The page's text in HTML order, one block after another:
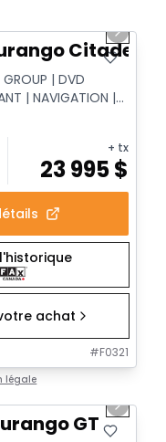
Next
Citadel
| DVD
| NAVIGATION |
+ tx
23 995$
achat
#F0321
légale
Next
GT